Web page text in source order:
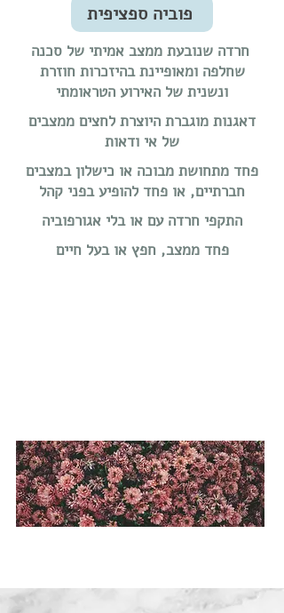
פוביה ספציפית
חרדה שנובעת ממצב אמיתי של סכנה
שחלפה ומאופיינת בהיזכרות חוזרת
ונשנית של האירוע הטראומתי
דאגנות מוגברת היוצרת לחצים ממצבים
של אי ודאות
פחד מתחושת מבוכה או כישלון במצבים
חברתיים, או פחד להופיע בפני קהל
התקפי חרדה עם או בלי אגורפוביה
פחד ממצב, חפץ או בעל חיים